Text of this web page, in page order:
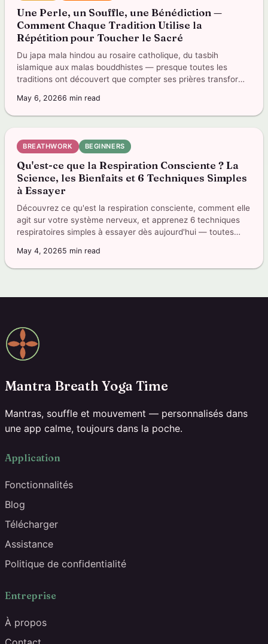
Une Perle, un Souffle, une Bénédiction —
Comment Chaque Tradition Utilise la
Répétition pour Toucher le Sacré
Du japa mala hindou au rosaire catholique, du tasbih
islamique aux malas bouddhistes — presque toutes les
traditions ont découvert que compter ses prières transforme
May 6, 20266 min read
BREATHWORK BEGINNERS
Qu'est-ce que la Respiration Consciente ? La
Science, les Bienfaits et 6 Techniques Simples
à Essayer
Découvrez ce qu'est la respiration consciente, comment elle
agit sur votre système nerveux, et apprenez 6 techniques
respiratoires simples à essayer dès aujourd'hui — toutes
May 4, 20265 min read
Mantra Breath Yoga Time
Mantras, souffle et mouvement — personnalisés dans
une app calme, toujours dans la poche.
Application
Fonctionnalités
Blog
Télécharger
Assistance
Politique de confidentialité
Entreprise
À propos